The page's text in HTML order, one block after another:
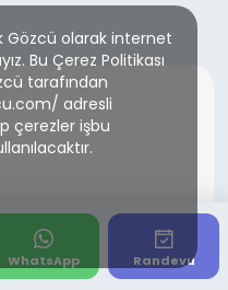
değerlendirme
WhatsApp Randevu
Gözcü olarak internet
Bu Çerez Politikası
tarafından
adresli
çerezler işbu